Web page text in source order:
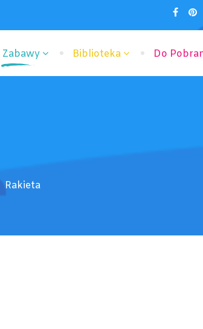
Zabawy Biblioteka Do
Rakieta